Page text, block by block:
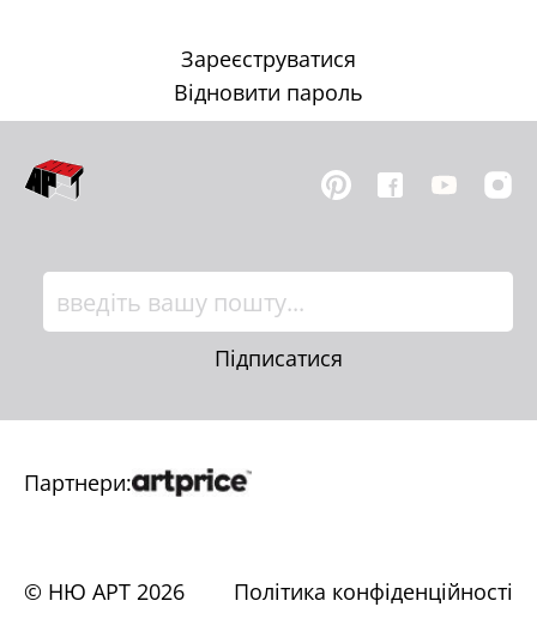
Зареєструватися
Відновити пароль
Підписатися
Партнери:
© НЮ АРТ 2026 Політика конфіденційності